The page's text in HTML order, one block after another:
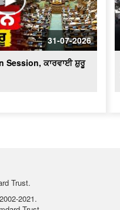
31-07-2026
Session, ਕਾਰਵਾਈ ਸ਼ੁਰੂ
Trust.
2021.